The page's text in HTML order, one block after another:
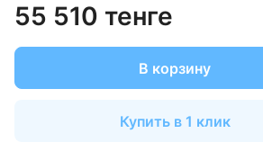
55 510 тенге
В корзину
Купить в 1 клик